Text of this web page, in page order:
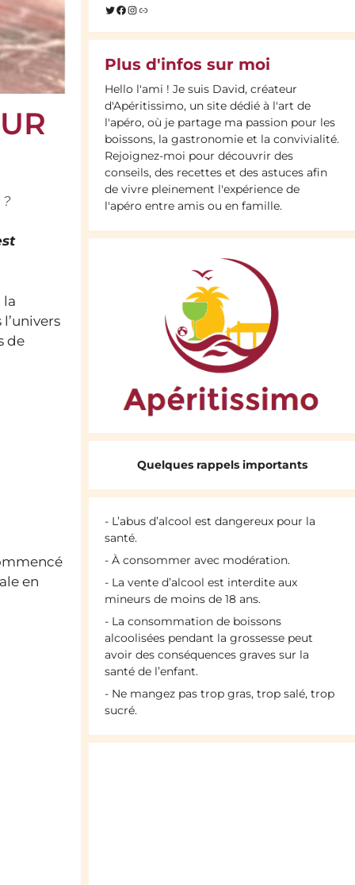
la
de
en
Twitter
Facebook
Instagram
Lien
Plus d'infos sur moi
Hello l'ami ! Je suis David, créateur
d'Apéritissimo, un site dédié à l'art de
l'apéro, où je partage ma passion pour les
boissons, la gastronomie et la convivialité.
Rejoignez-moi pour découvrir des
conseils, des recettes et des astuces afin
de vivre pleinement l'expérience de
l'apéro entre amis ou en famille.
Quelques rappels importants
- L’abus d’alcool est dangereux pour la
santé.
- À consommer avec modération.
- La vente d’alcool est interdite aux
mineurs de moins de 18 ans.
- La consommation de boissons
alcoolisées pendant la grossesse peut
avoir des conséquences graves sur la
santé de l’enfant.
- Ne mangez pas trop gras, trop salé, trop
sucré.